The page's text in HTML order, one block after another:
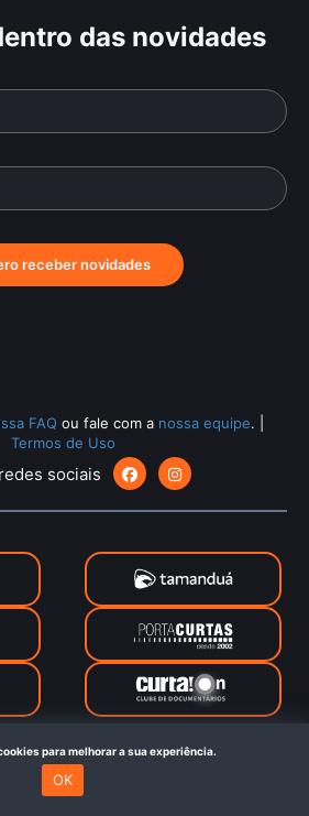
das novidades
receber novidades
FAQ ou fale com a nossa equipe.
Termos de Uso
sociais
os direitos reservados. Feito com
Rio de Janeiro
para melhorar a sua experiência.
OK